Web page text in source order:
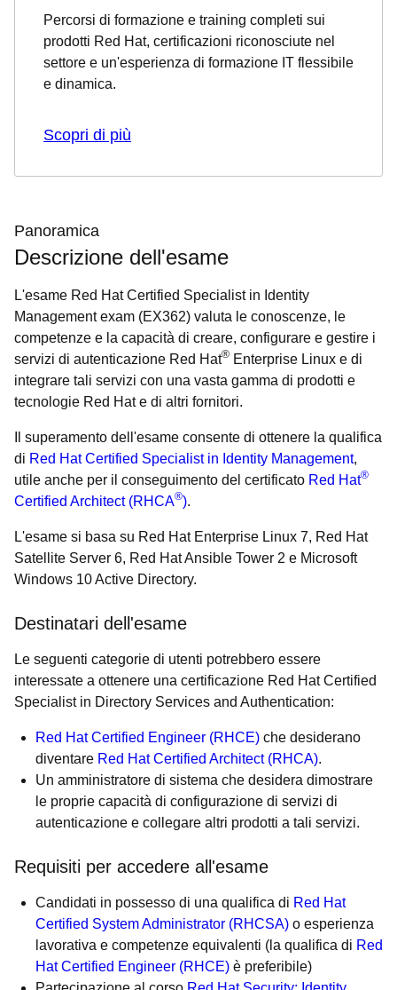
Panoramica
Descrizione dell'esame
L'esame Red Hat Certified Specialist in Identity
Management exam (EX362) valuta le conoscenze, le
competenze e la capacità di creare, configurare e gestire i
servizi di autenticazione Red Hat® Enterprise Linux e di
integrare tali servizi con una vasta gamma di prodotti e
tecnologie Red Hat e di altri fornitori.
Il superamento dell'esame consente di ottenere la qualifica
di Red Hat Certified Specialist in Identity Management,
utile anche per il conseguimento del certificato Red Hat®
Certified Architect (RHCA®).
L'esame si basa su Red Hat Enterprise Linux 7, Red Hat
Satellite Server 6, Red Hat Ansible Tower 2 e Microsoft
Windows 10 Active Directory.
Destinatari dell'esame
Le seguenti categorie di utenti potrebbero essere
interessate a ottenere una certificazione Red Hat Certified
Specialist in Directory Services and Authentication:
Red Hat Certified Engineer (RHCE) che desiderano
diventare Red Hat Certified Architect (RHCA).
Un amministratore di sistema che desidera dimostrare
le proprie capacità di configurazione di servizi di
autenticazione e collegare altri prodotti a tali servizi.
Requisiti per accedere all'esame
Candidati in possesso di una qualifica di Red Hat
Certified System Administrator (RHCSA) o esperienza
lavorativa e competenze equivalenti (la qualifica di Red
Hat Certified Engineer (RHCE) è preferibile)
Percorsi di formazione e training completi sui
prodotti Red Hat, certificazioni riconosciute nel
settore e un'esperienza di formazione IT flessibile
e dinamica.
Scopri di più